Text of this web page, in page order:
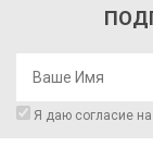
Я даю согласие на